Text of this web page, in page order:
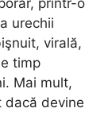
urechii
virală,
timp
Mai mult,
dacă devine